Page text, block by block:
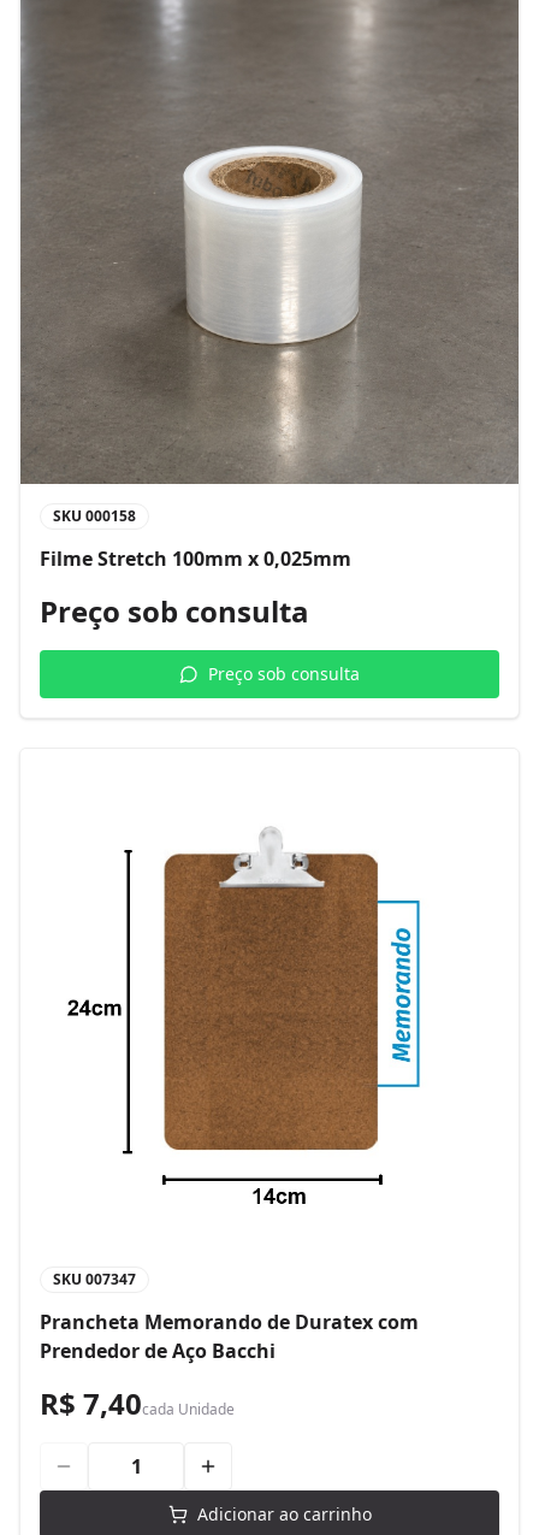
SKU 000158
Filme Stretch 100mm x 0,025mm
Preço sob consulta
Preço sob consulta
SKU 007347
Prancheta Memorando de Duratex com
Prendedor de Aço Bacchi
R$ 7,40cada Unidade
Adicionar ao carrinho